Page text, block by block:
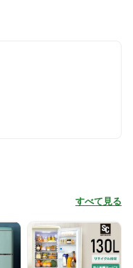
すべて見る